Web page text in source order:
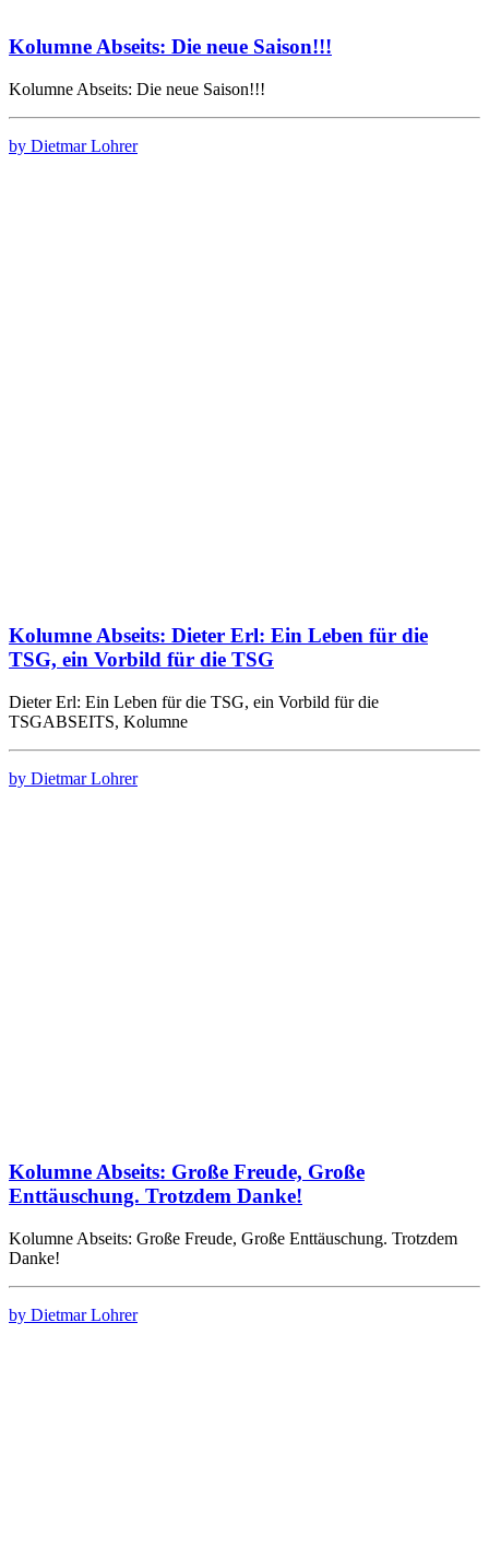
Kolumne Abseits: Die neue Saison!!!
Kolumne Abseits: Die neue Saison!!!
by Dietmar Lohrer
Kolumne Abseits: Dieter Erl: Ein Leben für die
TSG, ein Vorbild für die TSG
Dieter Erl: Ein Leben für die TSG, ein Vorbild für die
TSGABSEITS, Kolumne
by Dietmar Lohrer
Kolumne Abseits: Große Freude, Große
Enttäuschung. Trotzdem Danke!
Kolumne Abseits: Große Freude, Große Enttäuschung. Trotzdem
Danke!
by Dietmar Lohrer